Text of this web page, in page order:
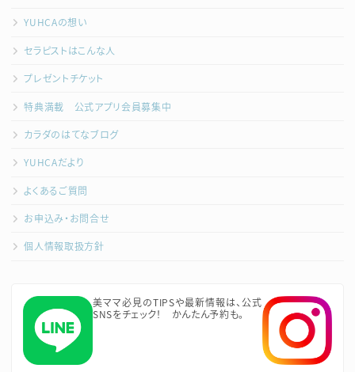
YUHCAの想い
セラピストはこんな人
プレゼントチケット
特典満載 公式アプリ会員募集中
カラダのはてなブログ
YUHCAだより
よくあるご質問
お申込み・お問合せ
個人情報取扱方針
美ママ必見のTIPSや最新情報は、公式
SNSをチェック！ かんたん予約も。